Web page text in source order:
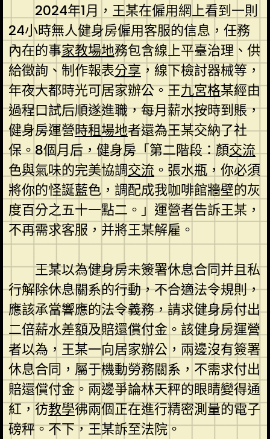
2024年1月，王某在僱用網上看到一則
24小時無人健身房僱用客服的信息，任務
內在的事家教場地務包含線上平臺治理、供
給徵詢、制作報表分享 ，線下檢討器械等，
年夜大都時光可居家辦公。王九宮格某經由
過程口試后順遂進職，每月薪水按時到賬，
健身房運營時租場地者還為王某交納了社
保。8個月后，健身房「第二階段：顏交流
色與氣味的完美協調交流 。張水瓶，你必須
將你的怪誕藍色，調配成我咖啡館牆壁的灰
度百分之五十一點二。」運營者告訴王某，
不再需求客服，并將王某解雇。
王某以為健身房未簽署休息合同并且私
行解除休息關系的行動，不合適法令規則，
應該承當響應的法令義務，請求健身房付出
二倍薪水差額及賠還償付金。該健身房運營
者以為，王某一向居家辦公，兩邊沒有簽署
休息合同，屬于機動勞務關系，不需求付出
賠還償付金。兩邊爭論林天秤的眼睛變得通
紅，彷教學彿兩個正在進行精密測量的電子
磅秤。不下，王某訴至法院。